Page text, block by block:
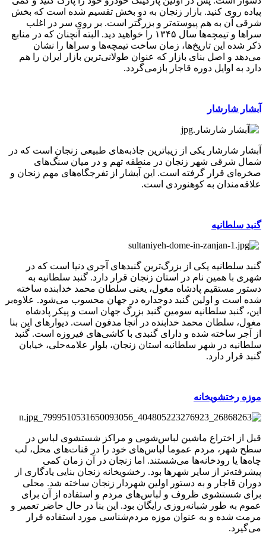
پیاده روی کنید. بازار زنجان به دو بخش تقسیم شده است که بخش
شرقی آن به هم پیوسته‌تر و بزرگتر است. بر روی سر در اغلب
سراها و تیمچه‌ها سال ۱۳۴۵ را خواهید دید. البته آنچنان که در منابع
ذکر شده این تاریخ‌ها، زمان ساخت تیمچه‌ها و سراها را نشان
می‌دهد و اصل بنای بازار که عنوان طولانی‌ترین بازار ایران را هم
دارد به اوایل دوره قاجار بازمی‌گردد.
آبشار شارشار
آبشار شارشار یکی از زیباترین جاذبه‌های طبیعی زنجان است که در
شمال شرقی شهر زنجان در منطقه تهم و در میان سنگ‌های
صخره‌ای قرار گرفته است. این آبشار از تفرجگاه‌های مهم زنجان و
علاقه‌مندان به کوهنوردی است.
گنبد سلطانیه
گنبد سلطانیه یکی از بزرگ‌ترین گنبدهای آجری دنیا است که در
شهری با همین نام در استان زنجان قرار دارد. گنبد سلطانیه به
دستور مستقیم پادشاه مغول، یعنی سلطان محمد خدابنده ساخته
شده است و اولین گنبد دوجداره در جهان محسوب می‌شود. علاوه‌بر
این، گنبد سلطانیه سومین گنبد بزرگ جهان است و پیکر پادشاه
مغول، سلطان محمد خدابنده در آنجا مدفون است. دیوارهای این بنا
از آجر ساخته شده و دارای گنبدی با کاشی‌های فیروزه است. گنبد
سلطانیه در شهر سلطانیه استان زنجان، بلوار علامه‌حلی، خیابان
گنبد قرار دارد.
موزه رختشویخانه
قبل از اختراع ماشین لباس‌شویی و مراکز شستشوی لباس در
سطح شهر، مردم عموما لباس‌های خود را در قنات‌های محل، لب‌
چاه‌ها یا رودخانه‌ها می‌شستند. اما زنجان در آن زمان کمی
پیشرفته‌تر از سایر شهرها بود. رخشویخانه زنجان بنایی یادگاری از
دوران قاجار و به دستور اولین شهردار زنجان ساخته شد. محلی
برای شستشوی ظروف و لباس‌های مردم و استفاده از آن برای
عموم به طور شبانه‌روزی رایگان بود. این بنا در حال حاضر تعمیر و
مرمت شده و به عنوان موزه مردم‌شناسی مورد استفاده قرار
می‌گیرد.